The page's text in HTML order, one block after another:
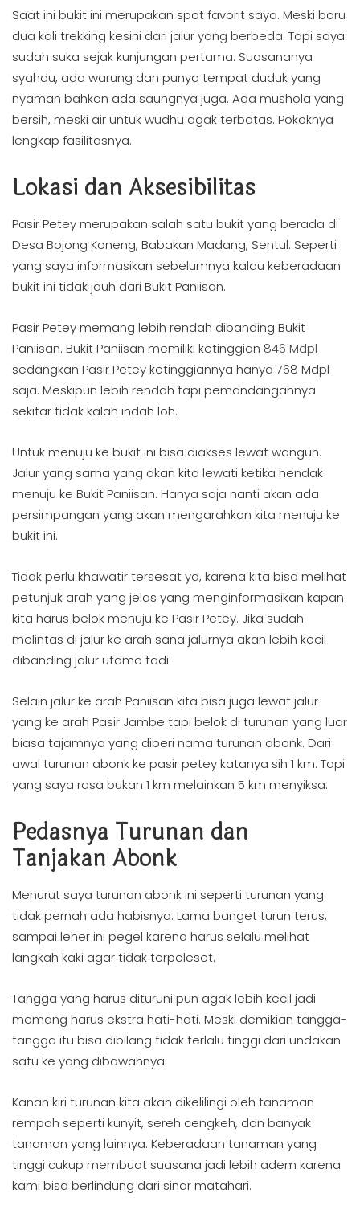
Saat ini bukit ini merupakan spot favorit saya. Meski baru
dua kali trekking kesini dari jalur yang berbeda. Tapi saya
sudah suka sejak kunjungan pertama. Suasananya
syahdu, ada warung dan punya tempat duduk yang
nyaman bahkan ada saungnya juga. Ada mushola yang
bersih, meski air untuk wudhu agak terbatas. Pokoknya
lengkap fasilitasnya.
Lokasi dan Aksesibilitas
Pasir Petey merupakan salah satu bukit yang berada di
Desa Bojong Koneng, Babakan Madang, Sentul. Seperti
yang saya informasikan sebelumnya kalau keberadaan
bukit ini tidak jauh dari Bukit Paniisan.
Pasir Petey memang lebih rendah dibanding Bukit
Paniisan. Bukit Paniisan memiliki ketinggian 846 Mdpl
sedangkan Pasir Petey ketinggiannya hanya 768 Mdpl
saja. Meskipun lebih rendah tapi pemandangannya
sekitar tidak kalah indah loh.
Untuk menuju ke bukit ini bisa diakses lewat wangun.
Jalur yang sama yang akan kita lewati ketika hendak
menuju ke Bukit Paniisan. Hanya saja nanti akan ada
persimpangan yang akan mengarahkan kita menuju ke
bukit ini.
Tidak perlu khawatir tersesat ya, karena kita bisa melihat
petunjuk arah yang jelas yang menginformasikan kapan
kita harus belok menuju ke Pasir Petey. Jika sudah
melintas di jalur ke arah sana jalurnya akan lebih kecil
dibanding jalur utama tadi.
Selain jalur ke arah Paniisan kita bisa juga lewat jalur
yang ke arah Pasir Jambe tapi belok di turunan yang luar
biasa tajamnya yang diberi nama turunan abonk. Dari
awal turunan abonk ke pasir petey katanya sih 1 km. Tapi
yang saya rasa bukan 1 km melainkan 5 km menyiksa.
Pedasnya Turunan dan
Tanjakan Abonk
Menurut saya turunan abonk ini seperti turunan yang
tidak pernah ada habisnya. Lama banget turun terus,
sampai leher ini pegel karena harus selalu melihat
langkah kaki agar tidak terpeleset.
Tangga yang harus dituruni pun agak lebih kecil jadi
memang harus ekstra hati-hati. Meski demikian tangga-
tangga itu bisa dibilang tidak terlalu tinggi dari undakan
satu ke yang dibawahnya.
Kanan kiri turunan kita akan dikelilingi oleh tanaman
rempah seperti kunyit, sereh cengkeh, dan banyak
tanaman yang lainnya. Keberadaan tanaman yang
tinggi cukup membuat suasana jadi lebih adem karena
kami bisa berlindung dari sinar matahari.